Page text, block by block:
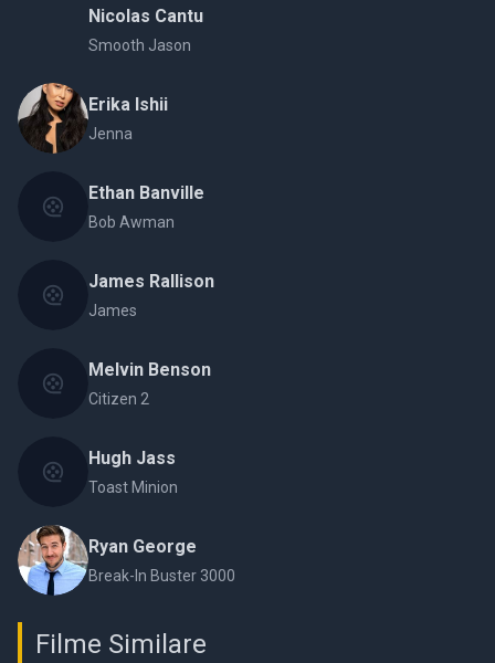
Nicolas Cantu
Smooth Jason
Erika Ishii
Jenna
Ethan Banville
Bob Awman
James Rallison
James
Melvin Benson
Citizen 2
Hugh Jass
Toast Minion
Ryan George
Break-In Buster 3000
Filme Similare